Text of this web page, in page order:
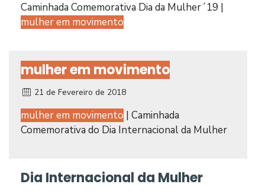
Caminhada Comemorativa Dia da Mulher´19 |
mulher em movimento
mulher em movimento
21 de Fevereiro de 2018
mulher em movimento | Caminhada
Comemorativa do Dia Internacional da Mulher
Dia Internacional da Mulher